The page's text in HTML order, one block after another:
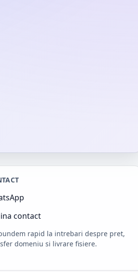
contact
rapid la intrebari despre pret,
domeniu si livrare fisiere.